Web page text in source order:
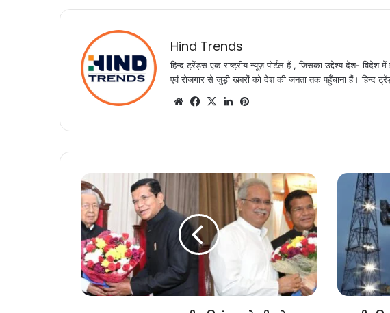
Hind Trends
हिन्द ट्रेंड्स एक राष्ट्रीय न्यूज़ पोर्टल हैं , जिसका उद्देश्य देश- विदेश
एवं रोजगार से जुड़ी खबरों को देश की जनता तक पहुँचाना हैं। हिन्द
WebsiteFacebook
X LinkedIn
रायपुर:
राज्यपाल
श्री
हरिचंदन
ने
श्री
मोहन
मरकाम
को
श्रीहरिकोटा
चंद्रयान-3
अंतरिक्ष
केंद्र
सफलतापूर्वक
किया
लॉन्च.....